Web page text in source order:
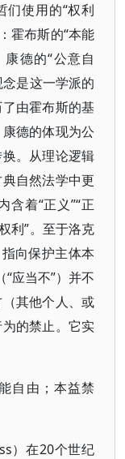
们使用的“权利
霍布斯的“本能
德的“公意自
是这一学派的
由霍布斯的基
德的体现为公
。从理论逻辑
自然法学中更
含着“正义”“正
利”。至于洛克
向保护主体本
“应当不”）并不
其他个人、或
的禁止。它实
自由；本益禁
）在20个世纪